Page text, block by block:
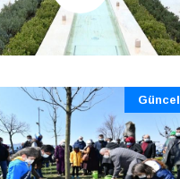
Güncel